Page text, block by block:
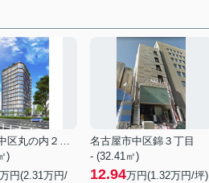
名古屋市中区丸の内２丁目
)
万円(2.31万円/
名古屋市中区錦３丁目
- (32.41㎡)
12.94万円(1.32万円/坪)